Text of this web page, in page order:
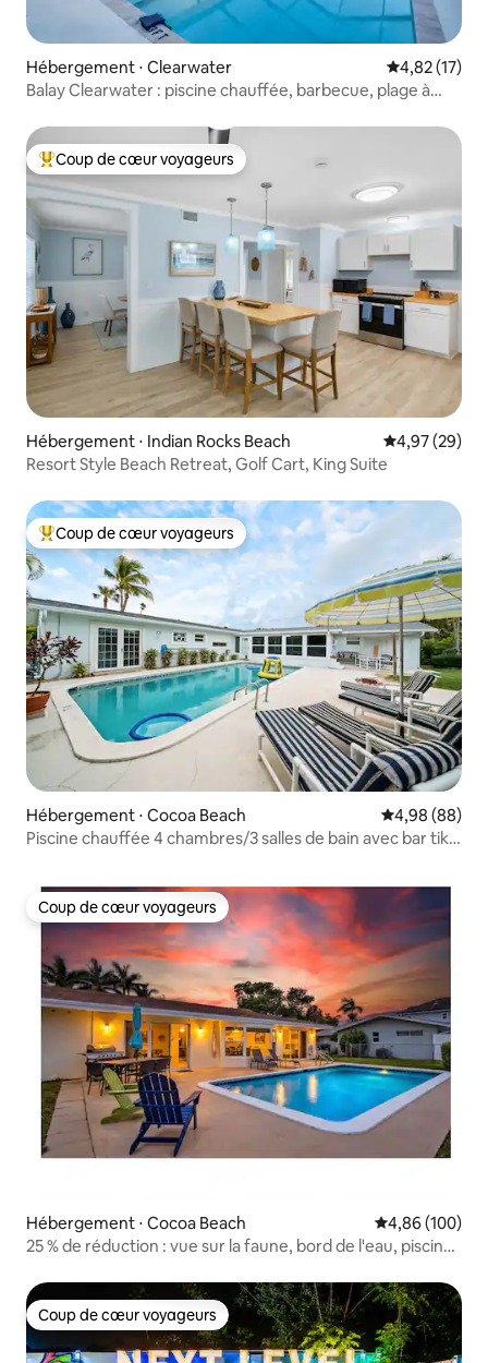
Hébergement ⋅ Clearwater Évaluation
4,82 (17)
Balay Clearwater : piscine chauffée, barbecue, plage à
Coups de cœur voyageurs les plus appréciés
Coup de cœur voyageurs
Hébergement ⋅ Indian Rocks Beach Évaluation
4,97 (29)
Resort Style Beach Retreat, Golf Cart, King Suite
Coups de cœur voyageurs les plus appréciés
Coup de cœur voyageurs
Hébergement ⋅ Cocoa Beach Évaluation
4,98 (88)
Piscine chauffée 4 chambres/3 salles de bain avec bar tiki,
Coup de cœur voyageurs
Coup de cœur voyageurs
Hébergement ⋅ Cocoa Beach Évaluation
4,86 (100)
25 % de réduction : vue sur la faune, bord de l'eau, piscine
Coup de cœur voyageurs
Coup de cœur voyageurs